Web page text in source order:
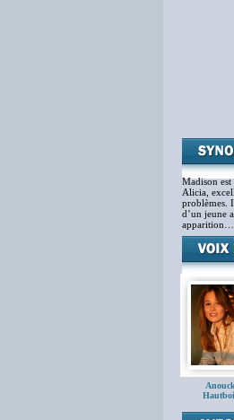
Madison
Alicia,
problèmes.
d’un jeune
apparition…
Anouck